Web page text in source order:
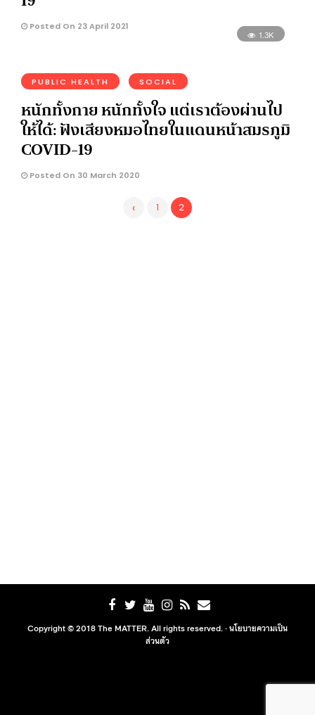
Posted On 23 April 2021
1.3K
PUBLIC HEALTH SOCIAL
หนักทั้งกาย หนักทั้งใจ แต่เราต้องผ่านไป
ให้ได้: ฟังเสียงหมอไทยในแดนหน้าสมรภูมิ
COVID-19
Posted On 30 March 2020
‹ 1 2
Copyright © 2018 The MATTER. All rights reserved. ·นโยบายความเป็น
ส่วนตัว